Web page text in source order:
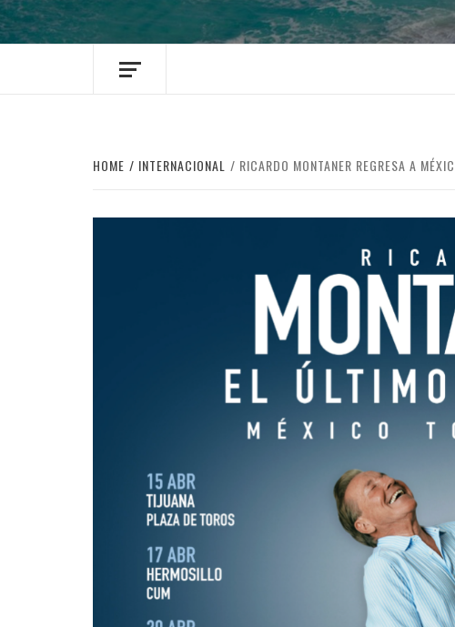
HOME INTERNACIONAL RICARDO MONTANER REGRESA A